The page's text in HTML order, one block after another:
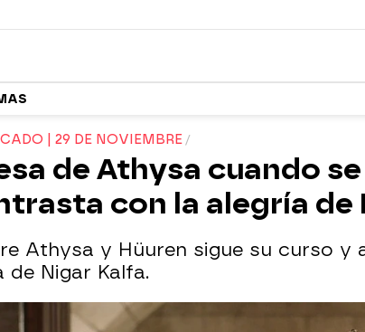
| 29 DE NOVIEMBRE
de Athysa cuando
con la alegría de
Athysa y Hüuren sigue su curso y
de Nigar Kalfa.